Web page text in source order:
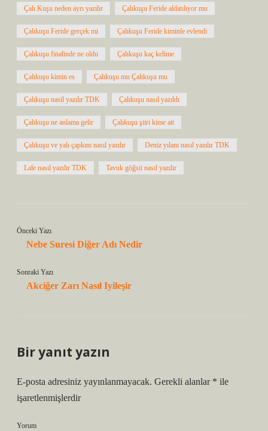
Çalı Kuşu neden ayrı yazılır Çalıkuşu Feride aldatılıyor mu
Çalıkuşu Feride gerçek mi Çalıkuşu Feride kiminle evlendi
Çalıkuşu finalinde ne oldu Çalıkuşu kaç kelime
Çalıkuşu kimin es Çalıkuşu mu Çalıkuşu mu
Çalıkuşu nasil yazılır TDK Çalıkuşu nasıl yazıldı
Çalıkuşu ne anlama gelir Çalıkuşu şiiri kime ait
Çalıkuşu ve yalı çapkını nasıl yazılır Deniz yılanı nasıl yazılır TDK
Lale nasıl yazılır TDK Tavuk göğsü nasıl yazılır
Önceki Yazı
Nebe Suresi Diğer Adı Nedir
Sonraki Yazı
Akciğer Zarı Nasıl Iyileşir
Bir yanıt yazın
E-posta adresiniz yayınlanmayacak. Gerekli alanlar * ile
işaretlenmişlerdir
Yorum